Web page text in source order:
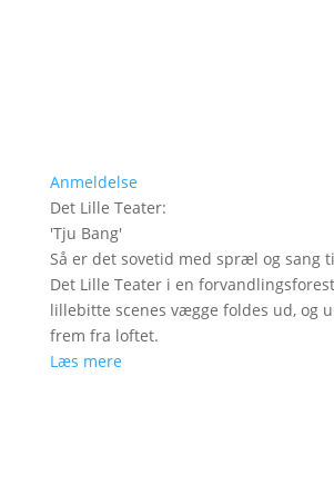
Anmeldelse
Det Lille Teater:
'Tju Bang'
Så er det sovetid med spræl og sang til
Det Lille Teater i en
lillebitte scenes vægge foldes ud, og
frem fra loftet.
Læs mere